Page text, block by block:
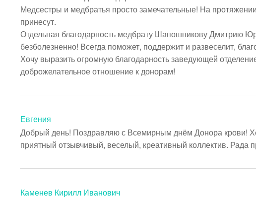
Медсестры и медбратья просто замечательные! На
принесут.
Отдельная благодарность медбрату Шапошникову Дмитрию
безболезненно! Всегда поможет, поддержит и развеселит,
Хочу выразить огромную благодарность заведующей
доброжелательное отношение к донорам!
Евгения
Добрый день! Поздравляю с Всемирным днём Донора крови!
приятный отзывчивый, веселый, креативный коллектив. Рада
Каменев Кирилл Иванович